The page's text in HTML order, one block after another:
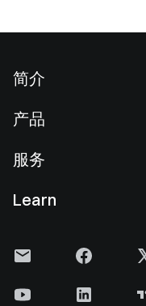
简介
新闻中心
Cookie 政策
产品
现货交易
理财中心
服务
费率标准
Learn
Gate 快讯